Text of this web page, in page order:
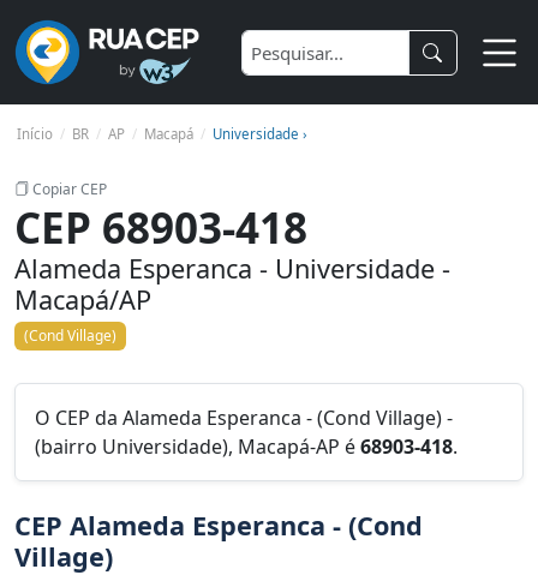
Início BR AP Macapá Universidade ›
Copiar CEP
CEP 68903-418
Alameda Esperanca - Universidade -
Macapá/AP
(Cond Village)
O CEP da Alameda Esperanca - (Cond Village) -
(bairro Universidade), Macapá-AP é68903-418.
CEP Alameda Esperanca - (Cond
Village)